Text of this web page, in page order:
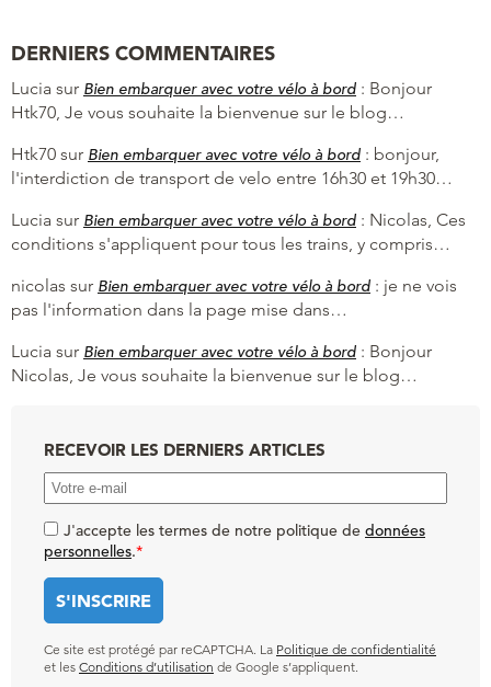
DERNIERS COMMENTAIRES
Lucia sur Bien embarquer avec votre vélo à bord : Bonjour
Htk70, Je vous souhaite la bienvenue sur le blog…
Htk70 sur Bien embarquer avec votre vélo à bord : bonjour,
l'interdiction de transport de velo entre 16h30 et 19h30…
Lucia sur Bien embarquer avec votre vélo à bord : Nicolas, Ces
conditions s'appliquent pour tous les trains, y compris…
nicolas sur Bien embarquer avec votre vélo à bord : je ne vois
pas l'information dans la page mise dans…
Lucia sur Bien embarquer avec votre vélo à bord : Bonjour
Nicolas, Je vous souhaite la bienvenue sur le blog…
RECEVOIR LES DERNIERS ARTICLES
J'accepte les termes de notre politique de données
personnelles.*
Ce site est protégé par reCAPTCHA. La Politique de confidentialité
et les Conditions d’utilisation de Google s’appliquent.